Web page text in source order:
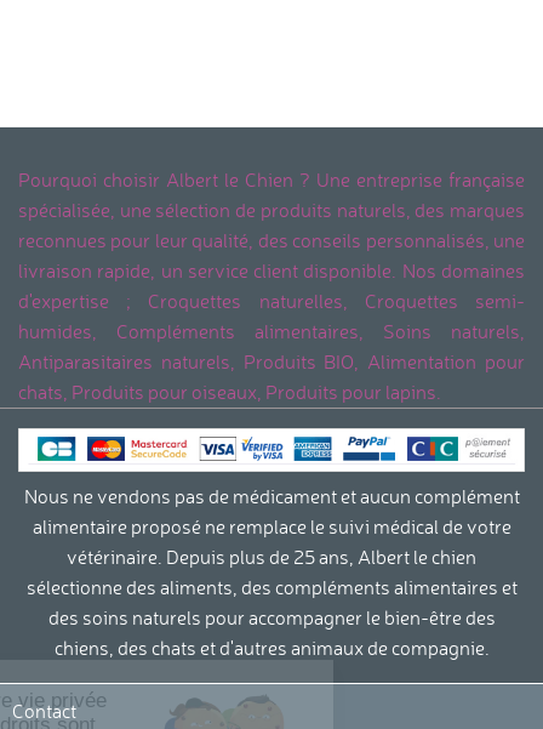
Pourquoi choisir Albert le Chien ? Une entreprise française
spécialisée, une sélection de produits naturels, des marques
reconnues pour leur qualité, des conseils personnalisés, une
livraison rapide, un service client disponible. Nos domaines
d'expertise ; Croquettes naturelles, Croquettes semi-
humides, Compléments alimentaires, Soins naturels,
Antiparasitaires naturels, Produits BIO, Alimentation pour
chats, Produits pour oiseaux, Produits pour lapins.
Nous ne vendons pas de médicament et aucun complément
alimentaire proposé ne remplace le suivi médical de votre
vétérinaire. Depuis plus de 25 ans, Albert le chien
sélectionne des aliments, des compléments alimentaires et
des soins naturels pour accompagner le bien-être des
chiens, des chats et d'autres animaux de compagnie.
Contact
La protection de votre vie privée
et le respect de vos droits sont